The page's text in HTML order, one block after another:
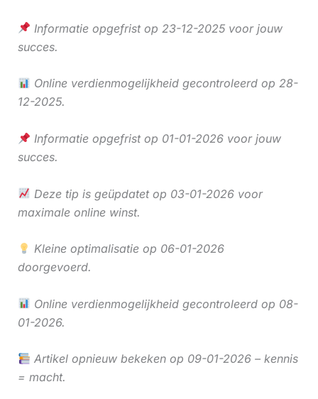
Informatie opgefrist op 23-12-2025 voor jouw
succes.
Online verdienmogelijkheid gecontroleerd op 28-
12-2025.
Informatie opgefrist op 01-01-2026 voor jouw
succes.
Deze tip is geüpdatet op 03-01-2026 voor
maximale online winst.
Kleine optimalisatie op 06-01-2026
doorgevoerd.
Online verdienmogelijkheid gecontroleerd op 08-
01-2026.
Artikel opnieuw bekeken op 09-01-2026 – kennis
= macht.